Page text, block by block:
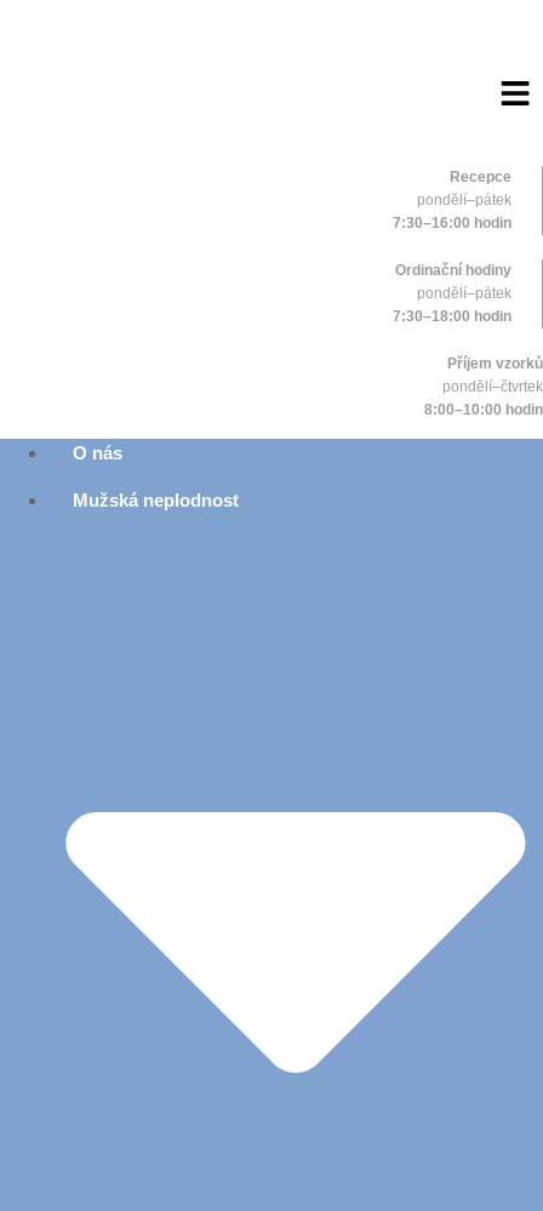
Recepce
pondělí–pátek
7:30–16:00 hodin
Ordinační hodiny
pondělí–pátek
7:30–18:00 hodin
Příjem vzorků
pondělí–čtvrtek
8:00–10:00 hodin
O nás
Mužská neplodnost